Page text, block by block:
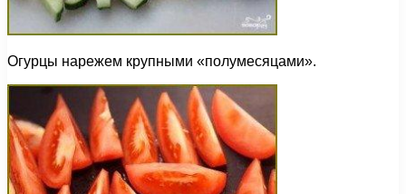
Огурцы нарежем крупными «полумесяцами».